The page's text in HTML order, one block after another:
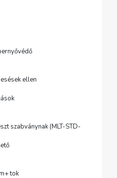
ellen
szabványnak (MLT-STD-
tok